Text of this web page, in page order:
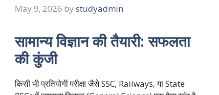
May 9, 2026 by studyadmin
सामान्य विज्ञान की तैयारी: सफलता
की कुंजी
किसी भी प्रतियोगी परीक्षा जैसे SSC, Railways, या State